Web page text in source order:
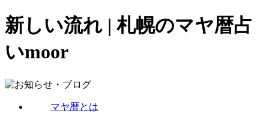
新しい流れ | 札幌のマヤ暦占
いmoor
マヤ暦とは